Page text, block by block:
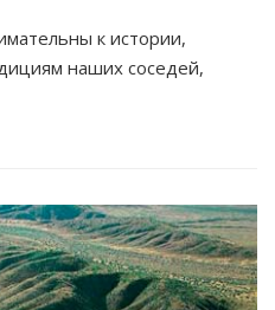
к истории,
наших соседей,